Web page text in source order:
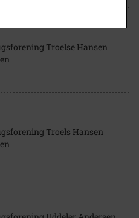
Troelse Hansen
Troels Hansen